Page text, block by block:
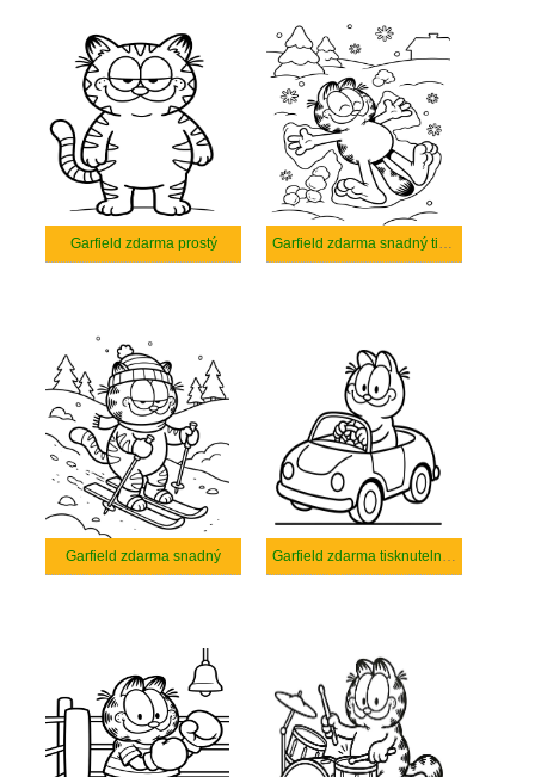
Garfield zdarma prostý Garfield zdarma snadný tisknutelné
Garfield zdarma snadný Garfield zdarma tisknutelné pro děti